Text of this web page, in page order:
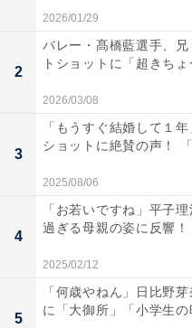
2026/01/29
2
バレー・髙橋藍選手、
トショットに「超きち
2026/03/08
3
「もうすぐ結婚して１
ショットに絶賛の声！
2025/08/06
4
「お若いですね」平子
過ぎる母親の姿に反響
2025/02/12
5
「何歳やねん」日比野
に「大御所」「小学生